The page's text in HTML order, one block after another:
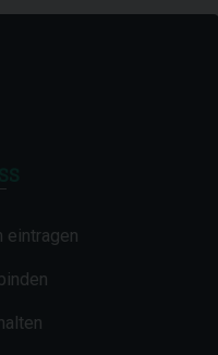
eintragen